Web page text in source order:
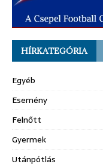
HÍRKATEGÓRIA
Egyéb
Esemény
Felnőtt
Gyermek
Utánpótlás